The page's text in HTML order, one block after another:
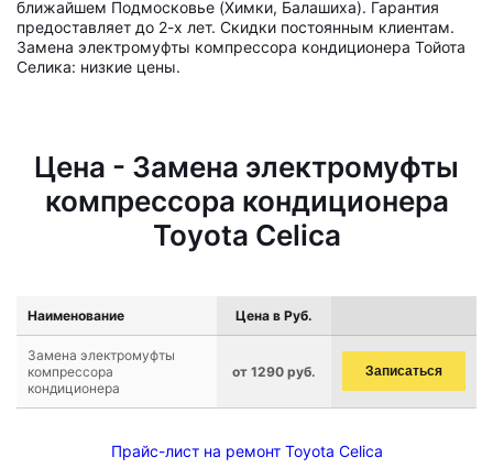
ближайшем Подмосковье (Химки, Балашиха). Гарантия
предоставляет до 2-х лет. Скидки постоянным клиентам.
Замена электромуфты компрессора кондиционера Тойота
Селика: низкие цены.
Цена - Замена электромуфты
компрессора кондиционера
Toyota Celica
Наименование Цена в Руб.
Замена электромуфты
компрессора
кондиционера
от 1290 руб. Записаться
Прайс-лист на ремонт Toyota Celica